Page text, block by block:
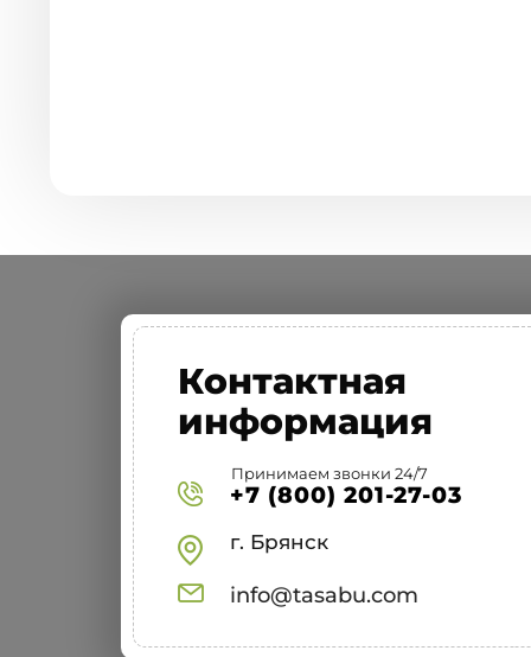
Контактная
информация
Принимаем звонки 24/7
+7 (800) 201-27-03
г. Брянск
info@tasabu.com